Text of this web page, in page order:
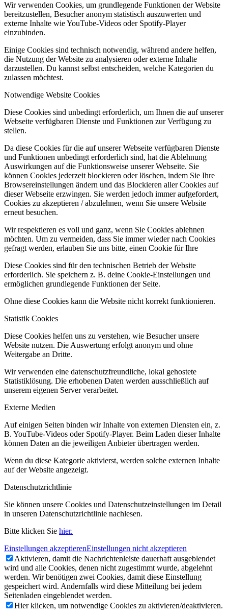
Wir verwenden Cookies, um grundlegende Funktionen der Website
bereitzustellen, Besucher anonym statistisch auszuwerten und
externe Inhalte wie YouTube-Videos oder Spotify-Player
einzubinden.
Einige Cookies sind technisch notwendig, während andere helfen,
die Nutzung der Website zu analysieren oder externe Inhalte
darzustellen. Du kannst selbst entscheiden, welche Kategorien du
zulassen möchtest.
Notwendige Website Cookies
Diese Cookies sind unbedingt erforderlich, um Ihnen die auf unserer
Webseite verfügbaren Dienste und Funktionen zur Verfügung zu
stellen.
Da diese Cookies für die auf unserer Webseite verfügbaren Dienste
und Funktionen unbedingt erforderlich sind, hat die Ablehnung
Auswirkungen auf die Funktionsweise unserer Webseite. Sie
können Cookies jederzeit blockieren oder löschen, indem Sie Ihre
Browsereinstellungen ändern und das Blockieren aller Cookies auf
dieser Webseite erzwingen. Sie werden jedoch immer aufgefordert,
Cookies zu akzeptieren / abzulehnen, wenn Sie unsere Website
erneut besuchen.
Wir respektieren es voll und ganz, wenn Sie Cookies ablehnen
möchten. Um zu vermeiden, dass Sie immer wieder nach Cookies
gefragt werden, erlauben Sie uns bitte, einen Cookie für Ihre
Diese Cookies sind für den technischen Betrieb der Website
erforderlich. Sie speichern z. B. deine Cookie-Einstellungen und
ermöglichen grundlegende Funktionen der Seite.
Ohne diese Cookies kann die Website nicht korrekt funktionieren.
Statistik Cookies
Diese Cookies helfen uns zu verstehen, wie Besucher unsere
Website nutzen. Die Auswertung erfolgt anonym und ohne
Weitergabe an Dritte.
Wir verwenden eine datenschutzfreundliche, lokal gehostete
Statistiklösung. Die erhobenen Daten werden ausschließlich auf
unserem eigenen Server verarbeitet.
Externe Medien
Auf einigen Seiten binden wir Inhalte von externen Diensten ein, z.
B. YouTube-Videos oder Spotify-Player. Beim Laden dieser Inhalte
können Daten an die jeweiligen Anbieter übertragen werden.
Wenn du diese Kategorie aktivierst, werden solche externen Inhalte
auf der Website angezeigt.
Datenschutzrichtlinie
Sie können unsere Cookies und Datenschutzeinstellungen im Detail
in unseren Datenschutzrichtlinie nachlesen.
Bitte klicken Sie hier.
Einstellungen akzeptierenEinstellungen nicht akzeptieren
Aktivieren, damit die Nachrichtenleiste dauerhaft ausgeblendet
wird und alle Cookies, denen nicht zugestimmt wurde, abgelehnt
werden. Wir benötigen zwei Cookies, damit diese Einstellung
gespeichert wird. Andernfalls wird diese Mitteilung bei jedem
Seitenladen eingeblendet werden.
Hier klicken, um notwendige Cookies zu aktivieren/deaktivieren.